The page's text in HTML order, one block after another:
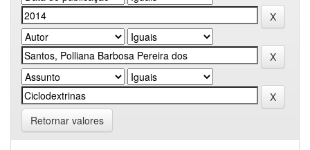
Retornar valores